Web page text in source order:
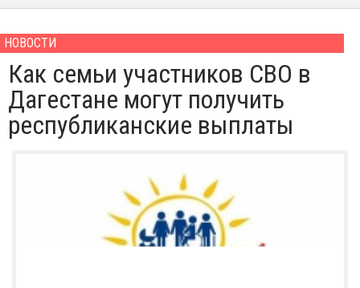
НОВОСТИ
Как семьи участников СВО в
Дагестане могут получить
республиканские выплаты